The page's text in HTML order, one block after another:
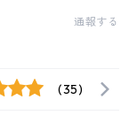
通報する
(35)